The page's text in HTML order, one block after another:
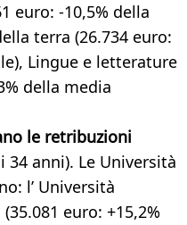
euro: -10,5% della
terra (26.734 euro:
Lingue e letterature
della media
le retribuzioni
34 anni). Le Università
l’ Università
euro: +15,2%